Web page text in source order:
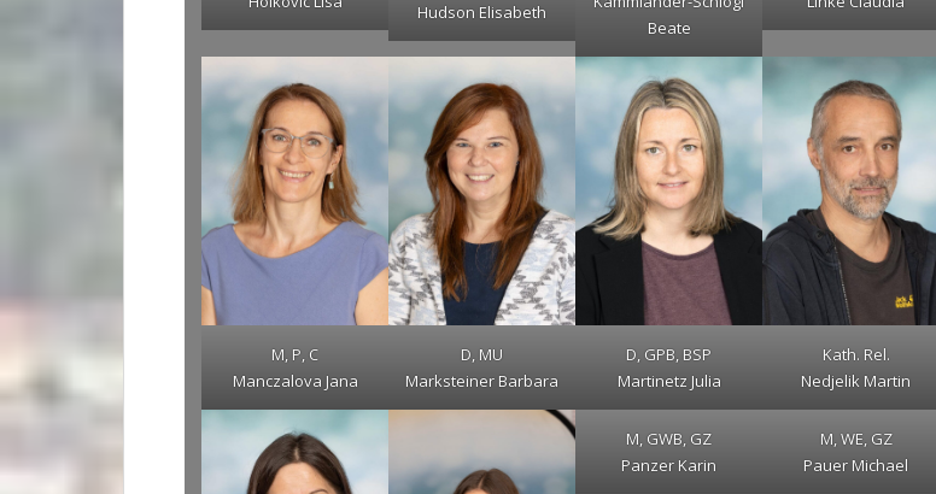
Hudson Elisabeth
Beate
M, P, C
Manczalova Jana
D, MU
Marksteiner Barbara
D, GPB, BSP
Martinetz Julia
Kath. Rel.
Nedjelik Martin
M, GWB, GZ
Panzer Karin
M, WE, GZ
Pauer Michael